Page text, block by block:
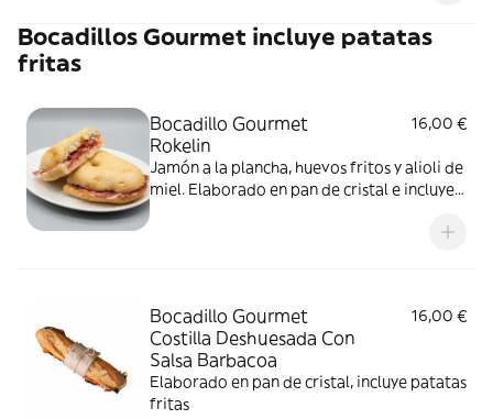
Bocadillos Gourmet incluye patatas
fritas
Bocadillo Gourmet
Rokelin
16,00 €
Jamón a la plancha, huevos fritos y alioli de
miel. Elaborado en pan de cristal e incluye
Bocadillo Gourmet
Costilla Deshuesada Con
Salsa Barbacoa
16,00 €
Elaborado en pan de cristal, incluye patatas
fritas